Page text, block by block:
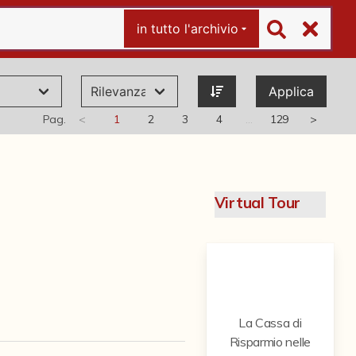
in tutto l'archivio
Applica
Pag. < >
1 2 3 4 … 129
Virtual Tour
La Cassa di
Risparmio nelle